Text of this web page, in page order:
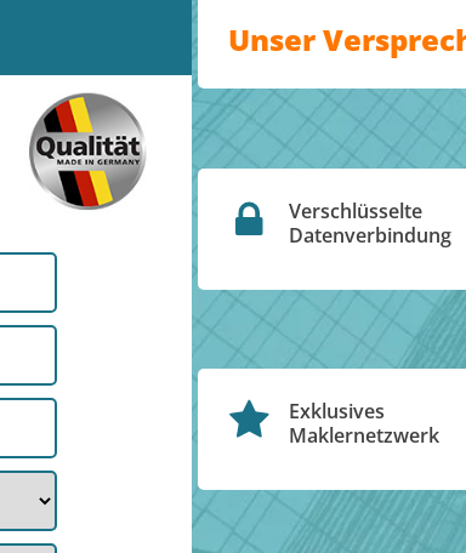
Unser
Verschlüsselte
Datenverbindung
Exklusives
Maklernetzwerk